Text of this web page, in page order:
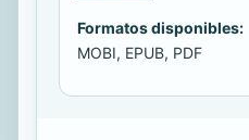
Formatos disponibles:
MOBI, EPUB, PDF